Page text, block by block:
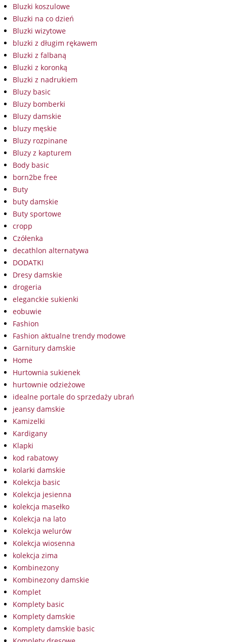
Bluzki koszulowe
Bluzki na co dzień
Bluzki wizytowe
bluzki z długim rękawem
Bluzki z falbaną
Bluzki z koronką
Bluzki z nadrukiem
Bluzy basic
Bluzy bomberki
Bluzy damskie
bluzy męskie
Bluzy rozpinane
Bluzy z kapturem
Body basic
born2be free
Buty
buty damskie
Buty sportowe
cropp
Czółenka
decathlon alternatywa
DODATKI
Dresy damskie
drogeria
eleganckie sukienki
eobuwie
Fashion
Fashion aktualne trendy modowe
Garnitury damskie
Home
Hurtownia sukienek
hurtownie odzieżowe
idealne portale do sprzedaży ubrań
jeansy damskie
Kamizelki
Kardigany
Klapki
kod rabatowy
kolarki damskie
Kolekcja basic
Kolekcja jesienna
kolekcja masełko
Kolekcja na lato
Kolekcja welurów
Kolekcja wiosenna
kolekcja zima
Kombinezony
Kombinezony damskie
Komplet
Komplety basic
Komplety damskie
Komplety damskie basic